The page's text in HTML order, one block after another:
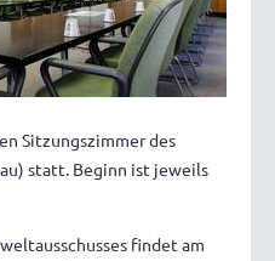
Sitzungszimmer des
statt. Beginn ist jeweils
findet am